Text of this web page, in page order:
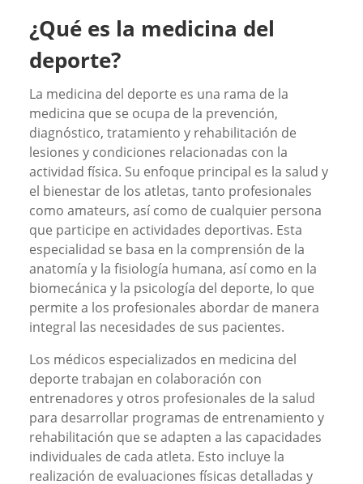
¿Qué es la medicina del
deporte?
La medicina del deporte es una rama de la
medicina que se ocupa de la prevención,
diagnóstico, tratamiento y rehabilitación de
lesiones y condiciones relacionadas con la
actividad física. Su enfoque principal es la salud y
el bienestar de los atletas, tanto profesionales
como amateurs, así como de cualquier persona
que participe en actividades deportivas. Esta
especialidad se basa en la comprensión de la
anatomía y la fisiología humana, así como en la
biomecánica y la psicología del deporte, lo que
permite a los profesionales abordar de manera
integral las necesidades de sus pacientes.
Los médicos especializados en medicina del
deporte trabajan en colaboración con
entrenadores y otros profesionales de la salud
para desarrollar programas de entrenamiento y
rehabilitación que se adapten a las capacidades
individuales de cada atleta. Esto incluye la
realización de evaluaciones físicas detalladas y